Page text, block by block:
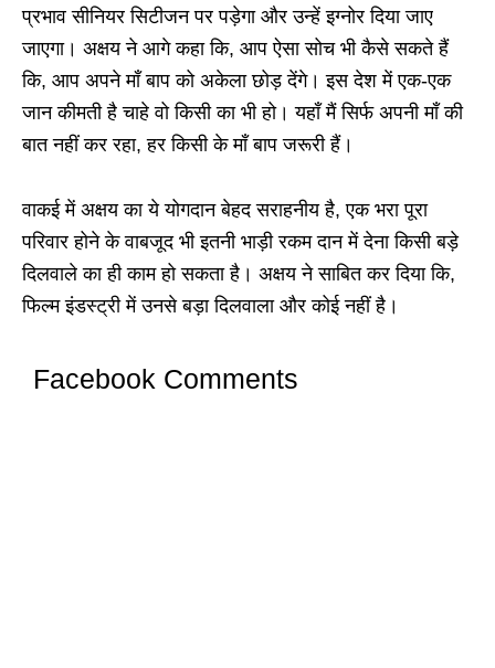
प्रभाव सीनियर सिटीजन पर पड़ेगा और उन्हें इग्नोर दिया जाए
जाएगा। अक्षय ने आगे कहा कि, आप ऐसा सोच भी कैसे सकते हैं
कि, आप अपने माँ बाप को अकेला छोड़ देंगे। इस देश में एक-एक
जान कीमती है चाहे वो किसी का भी हो। यहाँ मैं सिर्फ अपनी माँ की
बात नहीं कर रहा, हर किसी के माँ बाप जरूरी हैं।
वाकई में अक्षय का ये योगदान बेहद सराहनीय है, एक भरा पूरा
परिवार होने के वाबजूद भी इतनी भाड़ी रकम दान में देना किसी बड़े
दिलवाले का ही काम हो सकता है। अक्षय ने साबित कर दिया कि,
फिल्म इंडस्ट्री में उनसे बड़ा दिलवाला और कोई नहीं है।
Facebook Comments